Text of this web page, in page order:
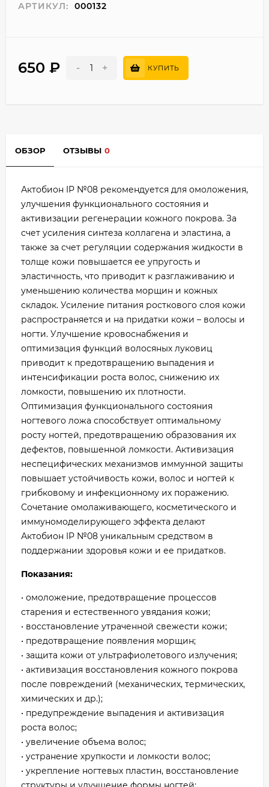
АРТИКУЛ: 000132
650 ₽ - + КУПИТЬ
ОБЗОР ОТЗЫВЫ 0
Актобион IP №08 рекомендуется для омоложения,
улучшения функционального состояния и
активизации регенерации кожного покрова. За
счет усиления синтеза коллагена и эластина, а
также за счет регуляции содержания жидкости в
толще кожи повышается ее упругость и
эластичность, что приводит к разглаживанию и
уменьшению количества морщин и кожных
складок. Усиление питания росткового слоя кожи
распространяется и на придатки кожи – волосы и
ногти. Улучшение кровоснабжения и
оптимизация функций волосяных луковиц
приводит к предотвращению выпадения и
интенсификации роста волос, снижению их
ломкости, повышению их плотности.
Оптимизация функционального состояния
ногтевого ложа способствует оптимальному
росту ногтей, предотвращению образования их
дефектов, повышенной ломкости. Активизация
неспецифических механизмов иммунной защиты
повышает устойчивость кожи, волос и ногтей к
грибковому и инфекционному их поражению.
Сочетание омолаживающего, косметического и
иммуномоделирующего эффекта делают
Актобион IP №08 уникальным средством в
поддержании здоровья кожи и ее придатков.
Показания:
• омоложение, предотвращение процессов
старения и естественного увядания кожи;
• восстановление утраченной свежести кожи;
• предотвращение появления морщин;
• защита кожи от ультрафиолетового излучения;
• активизация восстановления кожного покрова
после повреждений (механических, термических,
химических и др.);
• предупреждение выпадения и активизация
роста волос;
• увеличение объема волос;
• устранение хрупкости и ломкости волос;
• укрепление ногтевых пластин, восстановление